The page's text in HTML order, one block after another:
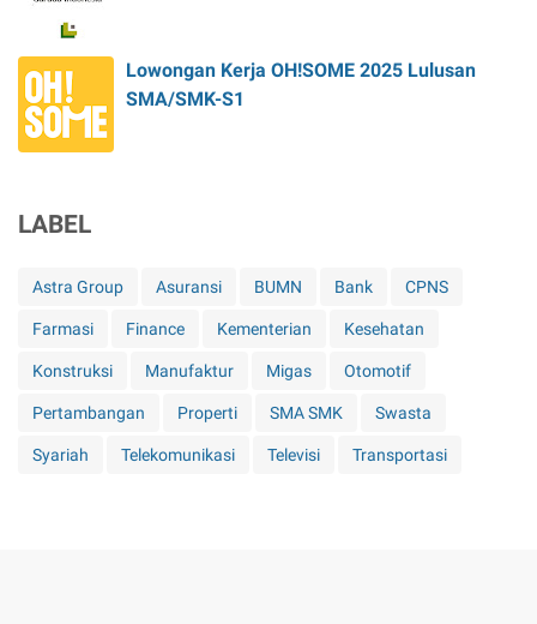
Lowongan Kerja OH!SOME 2025 Lulusan
SMA/SMK-S1
LABEL
Astra Group Asuransi BUMN Bank CPNS
Farmasi Finance Kementerian Kesehatan
Konstruksi Manufaktur Migas Otomotif
Pertambangan Properti SMA SMK Swasta
Syariah Telekomunikasi Televisi Transportasi